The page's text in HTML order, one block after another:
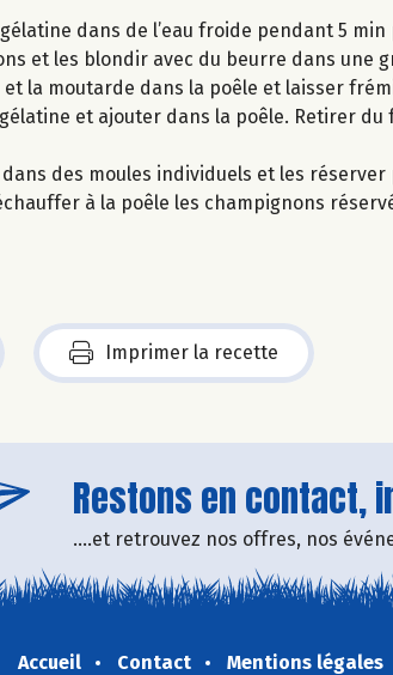
dans de l’eau froide pendant 5
et les blondir avec du beurre dans une
et la moutarde dans la poêle et laisser
et ajouter dans la poêle. Retirer du
des moules individuels et les
à la poêle les champignons
Imprimer la recette
Restons en contact,
....et retrouvez nos offres, nos
Accueil Contact Mentions légales